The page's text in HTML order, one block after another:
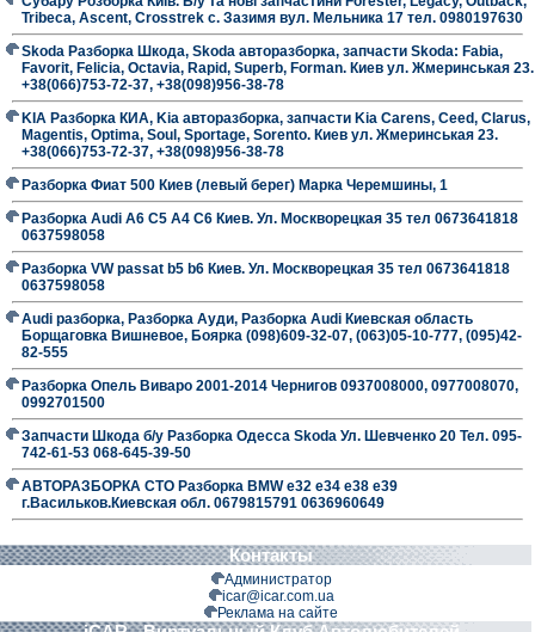
Tribeca, Ascent, Crosstrek с. Зазимя вул. Мельника 17 тел. 0980197630
Skoda Разборка Шкода, Skoda авторазборка, запчасти Skoda: Fabia,
Favorit, Felicia, Octavia, Rapid, Superb, Forman. Киев ул. Жмеринськая 23.
+38(066)753-72-37, +38(098)956-38-78
KIA Разборка КИА, Kia авторазборка, запчасти Kia Carens, Ceed, Clarus,
Magentis, Optima, Soul, Sportage, Sorento. Киев ул. Жмеринськая 23.
+38(066)753-72-37, +38(098)956-38-78
Разборка Фиат 500 Киев (левый берег) Марка Черемшины, 1
Разборка Audi A6 C5 A4 C6 Киев. Ул. Москворецкая 35 тел 0673641818
0637598058
Разборка VW passat b5 b6 Киев. Ул. Москворецкая 35 тел 0673641818
0637598058
Audi разборка, Разборка Ауди, Разборка Audi Киевская область
Борщаговка Вишневое, Боярка (098)609-32-07, (063)05-10-777, (095)42-
82-555
Разборка Опель Виваро 2001-2014 Чернигов 0937008000, 0977008070,
0992701500
Запчасти Шкода б/у Разборка Одесса Skoda Ул. Шевченко 20 Тел. 095-
742-61-53 068-645-39-50
АВТОРАЗБОРКА СТО Разборка BMW е32 е34 е38 е39
г.Васильков.Киевская обл. 0679815791 0636960649
Контакты
Администратор
icar@icar.com.ua
Реклама на сайте